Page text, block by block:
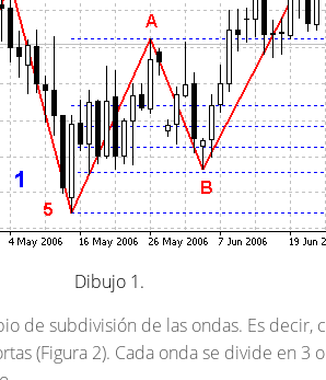
Dibujo 1.
de subdivisión de las ondas. Es
(Figura 2). Cada onda se divide en